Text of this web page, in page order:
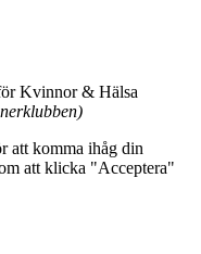
Kvinnor & Hälsa
att komma ihåg din
att klicka "Acceptera"